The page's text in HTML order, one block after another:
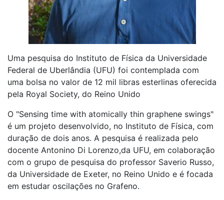
Uma pesquisa do Instituto de Física da Universidade
Federal de Uberlândia (UFU) foi contemplada com
uma bolsa no valor de 12 mil libras esterlinas oferecida
pela Royal Society, do Reino Unido
O "Sensing time with atomically thin graphene swings"
é um projeto desenvolvido, no Instituto de Física, com
duração de dois anos. A pesquisa é realizada pelo
docente Antonino Di Lorenzo,da UFU, em colaboração
com o grupo de pesquisa do professor Saverio Russo,
da Universidade de Exeter, no Reino Unido e é focada
em estudar oscilações no Grafeno.